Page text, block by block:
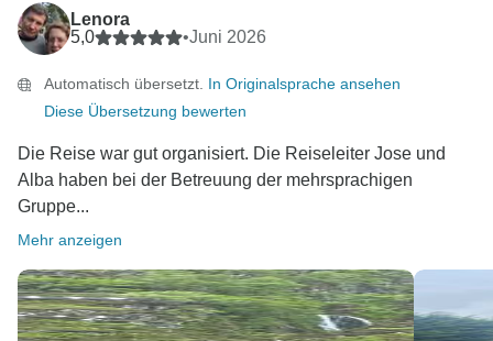
Lenora
5,0
•Juni 2026
Automatisch übersetzt. In Originalsprache ansehen
Diese Übersetzung bewerten
Die Reise war gut organisiert. Die Reiseleiter Jose und
Alba haben bei der Betreuung der mehrsprachigen
Gruppe...
Mehr anzeigen